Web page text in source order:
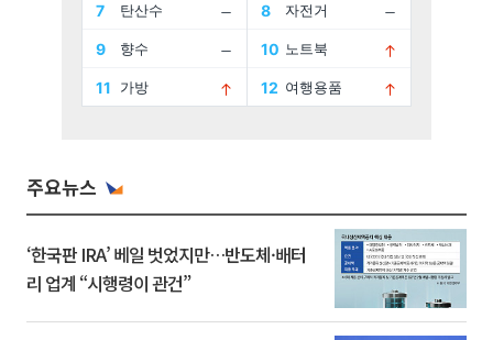
주요뉴스
‘한국판 IRA’ 베일 벗었지만…반도체·배터
리 업계 “시행령이 관건”